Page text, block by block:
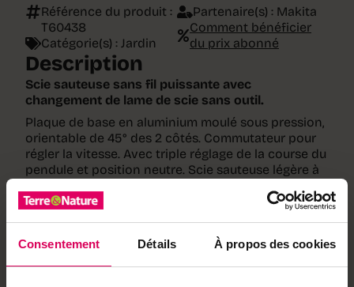
Consentement Détails À propos des cookies
Référence du produit :
T60438
Catégorie(s) : Jardin
Partenaire(s) : Makita
Comment bénéficier
du prix abonné
Description
Scie sauteuse sans fil puissante avec
changement de lame de scie sans outil.
Plaque de base en aluminium moulé sous pression,
orientable de 45° des 2 côtés. Commutateur pour
régler la vitesse. Avec triple réglage de la course du
pendule et position neutre. Scie sauteuse légère à
lumineuse.
Livraison :machine seule, sans accu, sans
chargeur. Avec assortiment de 3 lames.